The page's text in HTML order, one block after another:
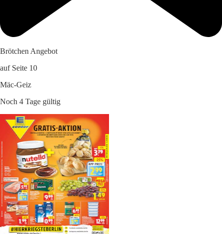
Brötchen Angebot
auf Seite 10
Mäc-Geiz
Noch 4 Tage gültig